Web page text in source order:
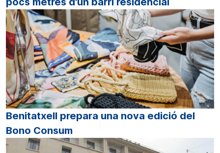
Benitatxell prepara una nova edició del
Bono Consum